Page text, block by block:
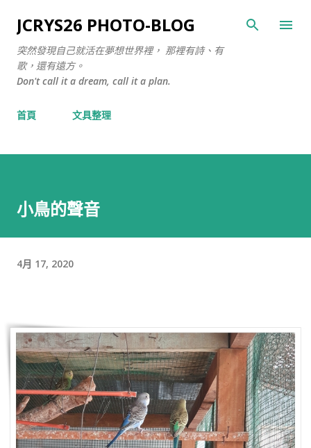
跳至主要內容
JCRYS26 PHOTO-BLOG
突然發現自己就活在夢想世界裡， 那裡有詩、有
歌，還有遠方。
Don't call it a dream, call it a plan.
首頁 文具整理
小鳥的聲音
4月 17, 2020